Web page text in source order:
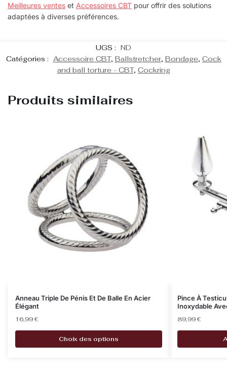
Meilleures ventes et Accessoires CBT pour offrir des solutions
adaptées à diverses préférences.
UGS : ND
Catégories : Accessoire CBT, Ballstretcher, Bondage, Cock
and ball torture - CBT, Cockring
Produits similaires
Anneau Triple De Pénis Et De Balle En Acier
Élégant
16,99€
Choix des options
Pince À
Inoxydable
89,99€